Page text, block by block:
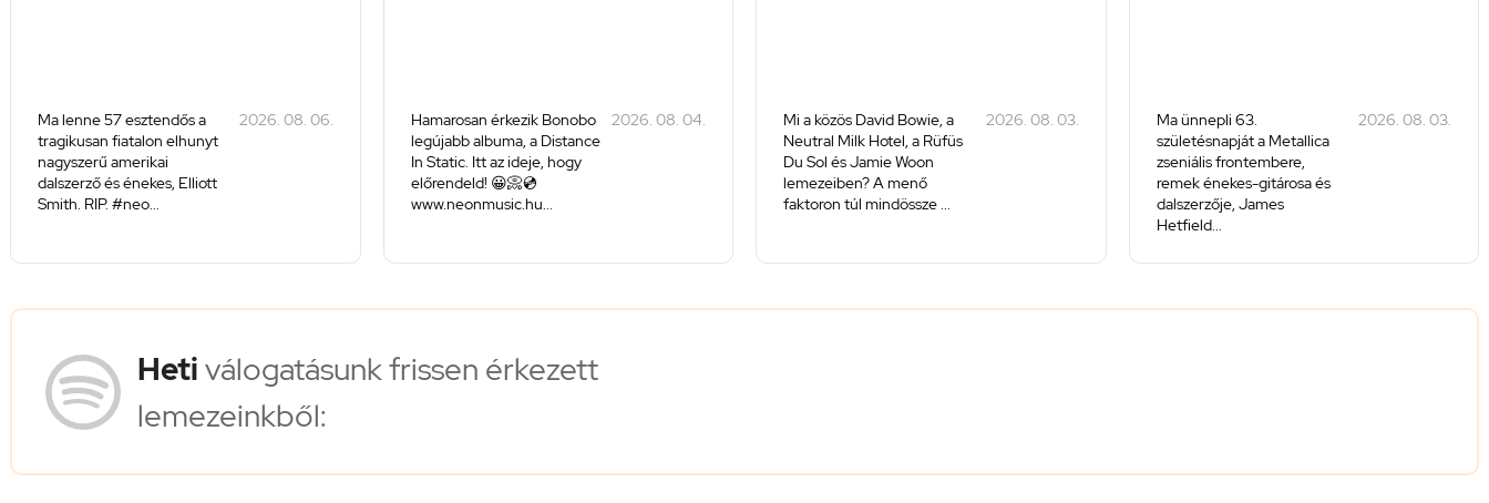
Ma lenne 57 esztendős a
tragikusan fiatalon elhunyt
nagyszerű amerikai
dalszerző és énekes, Elliott
Smith. RIP. #neo...
2026. 08. 06.
Hamarosan érkezik Bonobo
legújabb albuma, a Distance
In Static. Itt az ideje, hogy
előrendeld! 😀📀💿
www.neonmusic.hu...
2026. 08. 04.
Mi a közös David Bowie, a
Neutral Milk Hotel, a Rüfüs
Du Sol és Jamie Woon
lemezeiben? A menő
faktoron túl mindössze ...
2026. 08. 03.
Ma ünnepli 63.
születésnapját a Metallica
zseniális frontembere,
remek énekes-gitárosa és
dalszerzője, James
Hetfield...
2026. 08. 03.
Hetiválogatásunk frissen érkezett
lemezeinkből: